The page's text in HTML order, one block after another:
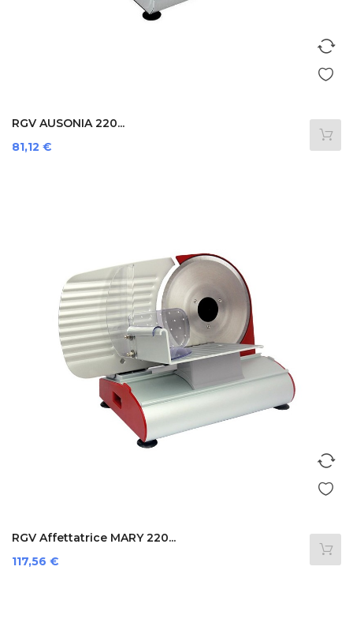
RGV AUSONIA 220...
Prezzo
81,12 €
RGV Affettatrice MARY 220...
Prezzo
117,56 €